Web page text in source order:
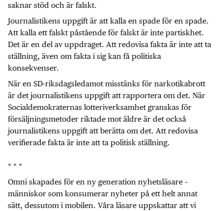
saknar stöd och är falskt.
Journalistikens uppgift är att kalla en spade för en spade.
Att kalla ett falskt påstående för falskt är inte partiskhet.
Det är en del av uppdraget. Att redovisa fakta är inte att ta
ställning, även om fakta i sig kan få politiska
konsekvenser.
När en SD-riksdagsledamot misstänks för narkotikabrott
är det journalistikens uppgift att rapportera om det. När
Socialdemokraternas lotteriverksamhet granskas för
försäljningsmetoder riktade mot äldre är det också
journalistikens uppgift att berätta om det. Att redovisa
verifierade fakta är inte att ta politisk ställning.
* * *
Omni skapades för en ny generation nyhetsläsare –
människor som konsumerar nyheter på ett helt annat
sätt, dessutom i mobilen. Våra läsare uppskattar att vi